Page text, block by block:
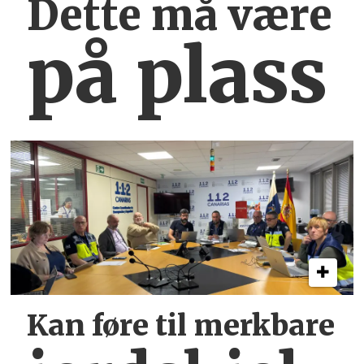
Dette må være
på plass
Kan føre til merkbare